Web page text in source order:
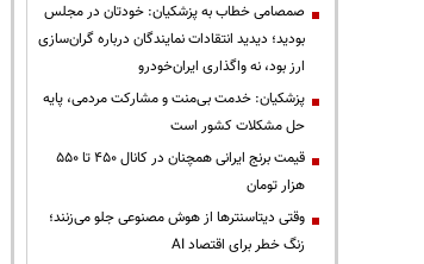
صمصامی خطاب به پزشکیان: خودتان در مجلس
بودید؛ دیدید انتقادات نمایندگان درباره گران‌سازی
ارز بود، نه واگذاری ایران‌خودرو
پزشکیان: خدمت بی‌منت و مشارکت مردمی، پایه
حل مشکلات کشور است
قیمت‌ برنج ایرانی همچنان در کانال ۴۵۰ تا ۵۵۰
هزار تومان
وقتی دیتاسنترها از هوش مصنوعی جلو می‌زنند؛
زنگ خطر برای اقتصاد AI